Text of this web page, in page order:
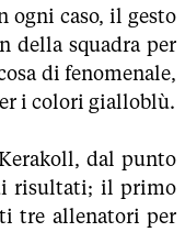
ogni caso, il gesto
della squadra per
di fenomenale,
i colori gialloblù.
dal punto
risultati; il primo
tre allenatori per